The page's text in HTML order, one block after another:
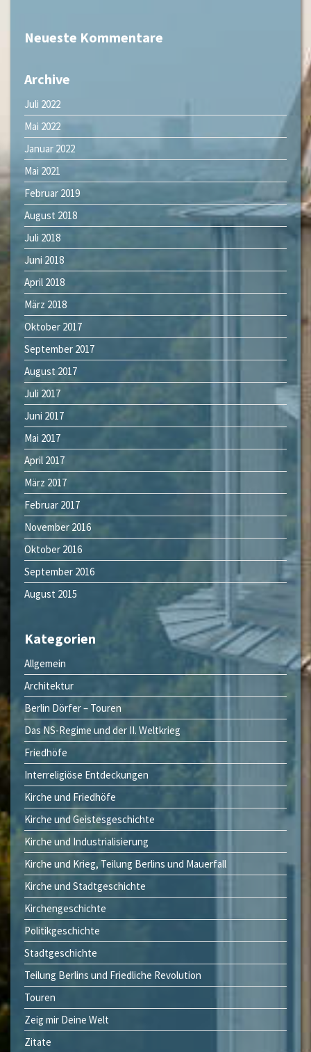
Neueste Kommentare
Archive
Juli 2022
Mai 2022
Januar 2022
Mai 2021
Februar 2019
August 2018
Juli 2018
Juni 2018
April 2018
März 2018
Oktober 2017
September 2017
August 2017
Juli 2017
Juni 2017
Mai 2017
April 2017
März 2017
Februar 2017
November 2016
Oktober 2016
September 2016
August 2015
Kategorien
Allgemein
Architektur
Berlin Dörfer – Touren
Das NS-Regime und der II. Weltkrieg
Friedhöfe
Interreligiöse Entdeckungen
Kirche und Friedhöfe
Kirche und Geistesgeschichte
Kirche und Industrialisierung
Kirche und Krieg, Teilung Berlins und Mauerfall
Kirche und Stadtgeschichte
Kirchengeschichte
Politikgeschichte
Stadtgeschichte
Teilung Berlins und Friedliche Revolution
Touren
Zeig mir Deine Welt
Zitate